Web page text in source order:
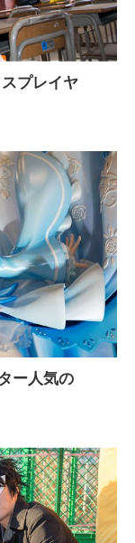
プレイヤ
ー人気の